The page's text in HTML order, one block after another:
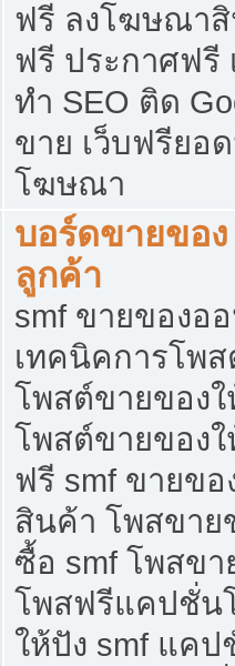
ฟรี ลงโฆษณา
ฟรี ประกาศฟรี
ทำ SEO ติด
ขาย เว็บฟรียอ
โฆษณา
บอร์ดขายของ
ลูกค้า
smf ขายของอ
เทคนิคการโพ
โพสต์ขายของ
โพสต์ขายของ
ฟรี smf ขายข
สินค้า โพสขาย
ซื้อ smf โพสข
โพสฟรีแคปชั่น
ให้ปัง smf แค